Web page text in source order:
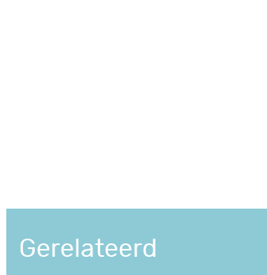
Gerelateerd